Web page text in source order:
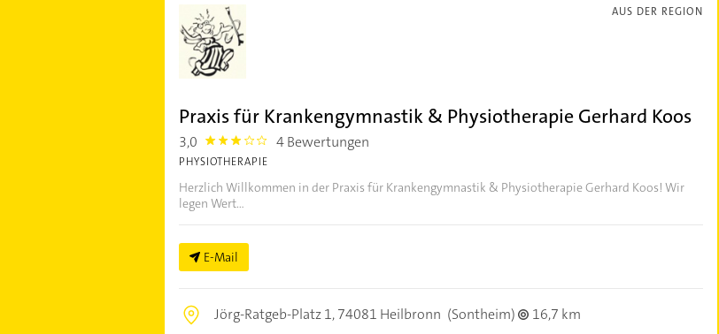
AUS DER REGION
Praxis für Krankengymnastik & Physiotherapie Gerhard Koos
3,0 3.0 4 Bewertungen
PHYSIOTHERAPIE
Herzlich Willkommen in der Praxis für Krankengymnastik & Physiotherapie Gerhard Koos! Wir
legen Wert...
E-Mail
Jörg-Ratgeb-Platz 1,74081 Heilbronn (Sontheim)
16,7 km